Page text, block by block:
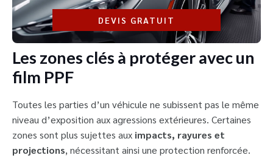
DEVIS GRATUIT
Les zones clés à protéger avec un
film PPF
Toutes les parties d’un véhicule ne subissent pas le même
niveau d’exposition aux agressions extérieures. Certaines
zones sont plus sujettes aux impacts, rayures et
projections, nécessitant ainsi une protection renforcée.